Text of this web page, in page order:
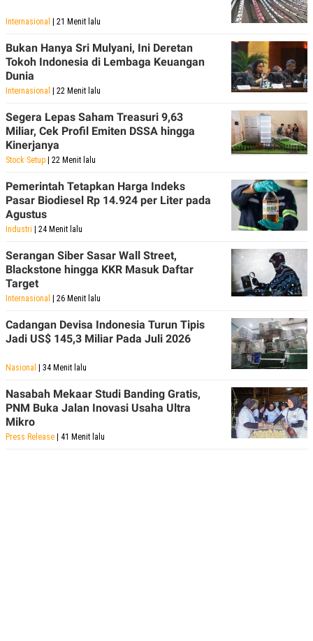
Internasional | 21 Menit lalu
Bukan Hanya Sri Mulyani, Ini Deretan
Tokoh Indonesia di Lembaga Keuangan
Dunia
Internasional | 22 Menit lalu
Segera Lepas Saham Treasuri 9,63
Miliar, Cek Profil Emiten DSSA hingga
Kinerjanya
Stock Setup | 22 Menit lalu
Pemerintah Tetapkan Harga Indeks
Pasar Biodiesel Rp 14.924 per Liter pada
Agustus
Industri | 24 Menit lalu
Serangan Siber Sasar Wall Street,
Blackstone hingga KKR Masuk Daftar
Target
Internasional | 26 Menit lalu
Cadangan Devisa Indonesia Turun Tipis
Jadi US$ 145,3 Miliar Pada Juli 2026
Nasional | 34 Menit lalu
Nasabah Mekaar Studi Banding Gratis,
PNM Buka Jalan Inovasi Usaha Ultra
Mikro
Press Release | 41 Menit lalu